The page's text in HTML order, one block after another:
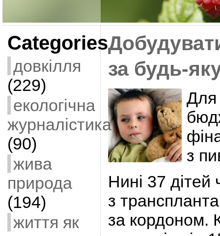
Categories
довкілля
(229)
екологічна
журналістика
(90)
жива
природа
(194)
життя як
за будь-
Для
з
Нині 37 дітей
з
за кордоном.